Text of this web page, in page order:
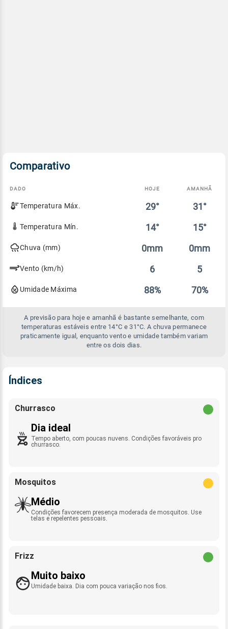
Comparativo
Comparativo
entre
previsão
hoje
DADO HOJE AMANHÃ
Temperatura Máx. 29° 31°
Temperatura Mín. 14° 15°
Chuva (mm) 0mm 0mm
Vento (km/h) 6 5
Umidade Máxima 88% 70%
A previsão para hoje e amanhã é bastante semelhante, com
temperaturas estáveis entre 14°C e 31°C. A chuva permanece
praticamente igual, enquanto vento e umidade também variam
entre os dois dias.
Índices
Churrasco
Dia ideal
Tempo aberto, com poucas nuvens. Condições favoráveis pro
churrasco.
Mosquitos
Médio
Condições favorecem presença moderada de mosquitos. Use
telas e repelentes pessoais.
Frizz
Muito baixo
Umidade baixa. Dia com pouca variação nos fios.